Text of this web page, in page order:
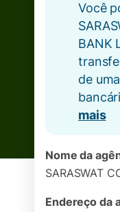
Você
BANK
de
mais
Nome da
SARASWAT
Endereço da